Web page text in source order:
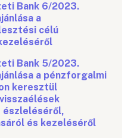
Bank 6/2023.
a
célú
Bank 5/2023.
a pénzforgalmi
keresztül
észleléséről,
és kezeléséről